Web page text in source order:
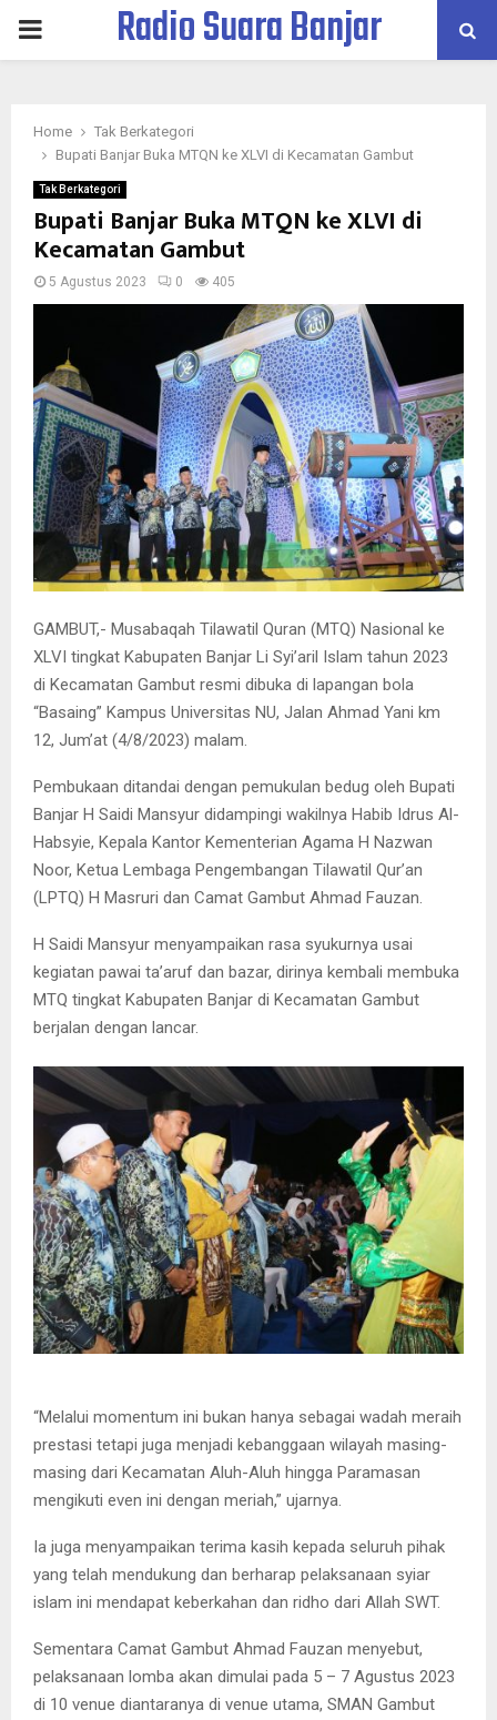
PRIMARYRadio Suara Banjar
Home
Tak Berkategori
Bupati Banjar Buka MTQN ke XLVI di Kecamatan Gambut
Tak Berkategori
Bupati Banjar Buka MTQN ke XLVI di
Kecamatan Gambut
5 Agustus 2023 0 405
GAMBUT,- Musabaqah Tilawatil Quran (MTQ) Nasional ke
XLVI tingkat Kabupaten Banjar Li Syi’aril Islam tahun 2023
di Kecamatan Gambut resmi dibuka di lapangan bola
“Basaing” Kampus Universitas NU, Jalan Ahmad Yani km
12, Jum’at (4/8/2023) malam.
Pembukaan ditandai dengan pemukulan bedug oleh Bupati
Banjar H Saidi Mansyur didampingi wakilnya Habib Idrus Al-
Habsyie, Kepala Kantor Kementerian Agama H Nazwan
Noor, Ketua Lembaga Pengembangan Tilawatil Qur’an
(LPTQ) H Masruri dan Camat Gambut Ahmad Fauzan.
H Saidi Mansyur menyampaikan rasa syukurnya usai
kegiatan pawai ta’aruf dan bazar, dirinya kembali membuka
MTQ tingkat Kabupaten Banjar di Kecamatan Gambut
berjalan dengan lancar.
“Melalui momentum ini bukan hanya sebagai wadah meraih
prestasi tetapi juga menjadi kebanggaan wilayah masing-
masing dari Kecamatan Aluh-Aluh hingga Paramasan
mengikuti even ini dengan meriah,” ujarnya.
Ia juga menyampaikan terima kasih kepada seluruh pihak
yang telah mendukung dan berharap pelaksanaan syiar
islam ini mendapat keberkahan dan ridho dari Allah SWT.
Sementara Camat Gambut Ahmad Fauzan menyebut,
pelaksanaan lomba akan dimulai pada 5 – 7 Agustus 2023
di 10 venue diantaranya di venue utama, SMAN Gambut